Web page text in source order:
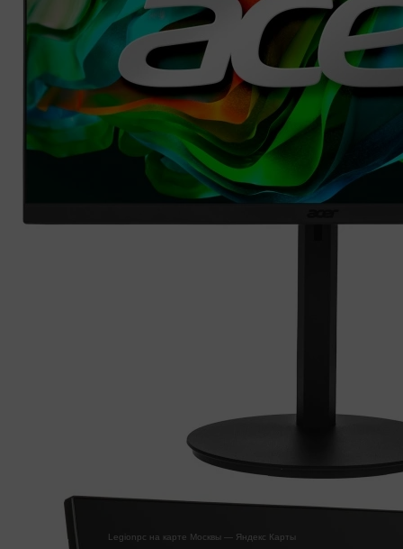
Legionpc на карте Москвы — Яндекс Карты